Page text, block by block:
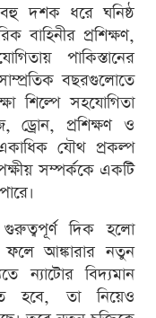
দশক ধরে ঘনিষ্ঠ
বাহিনীর প্রশিক্ষণ,
পাকিস্তানের
বছরগুলোতে
শিল্পে সহযোগিতা
ড্রোন, প্রশিক্ষণ ও
যৌথ প্রকল্প
সম্পর্ককে একটি
গুরুত্বপূর্ণ দিক হলো
ফলে আঙ্কারার নতুন
ন্যাটোর বিদ্যমান
হবে, তা নিয়েও